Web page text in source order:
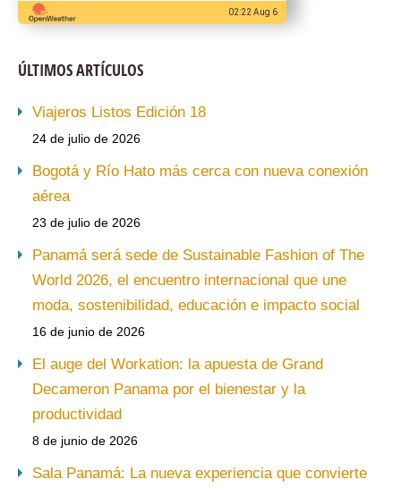
02:22 Aug 6
ÚLTIMOS ARTÍCULOS
Viajeros Listos Edición 18
24 de julio de 2026
Bogotá y Río Hato más cerca con nueva conexión
aérea
23 de julio de 2026
Panamá será sede de Sustainable Fashion of The
World 2026, el encuentro internacional que une
moda, sostenibilidad, educación e impacto social
16 de junio de 2026
El auge del Workation: la apuesta de Grand
Decameron Panama por el bienestar y la
productividad
8 de junio de 2026
Sala Panamá: La nueva experiencia que convierte